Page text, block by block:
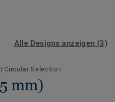
Alle Designs anzeigen (3)
| Circular Selection
mm)